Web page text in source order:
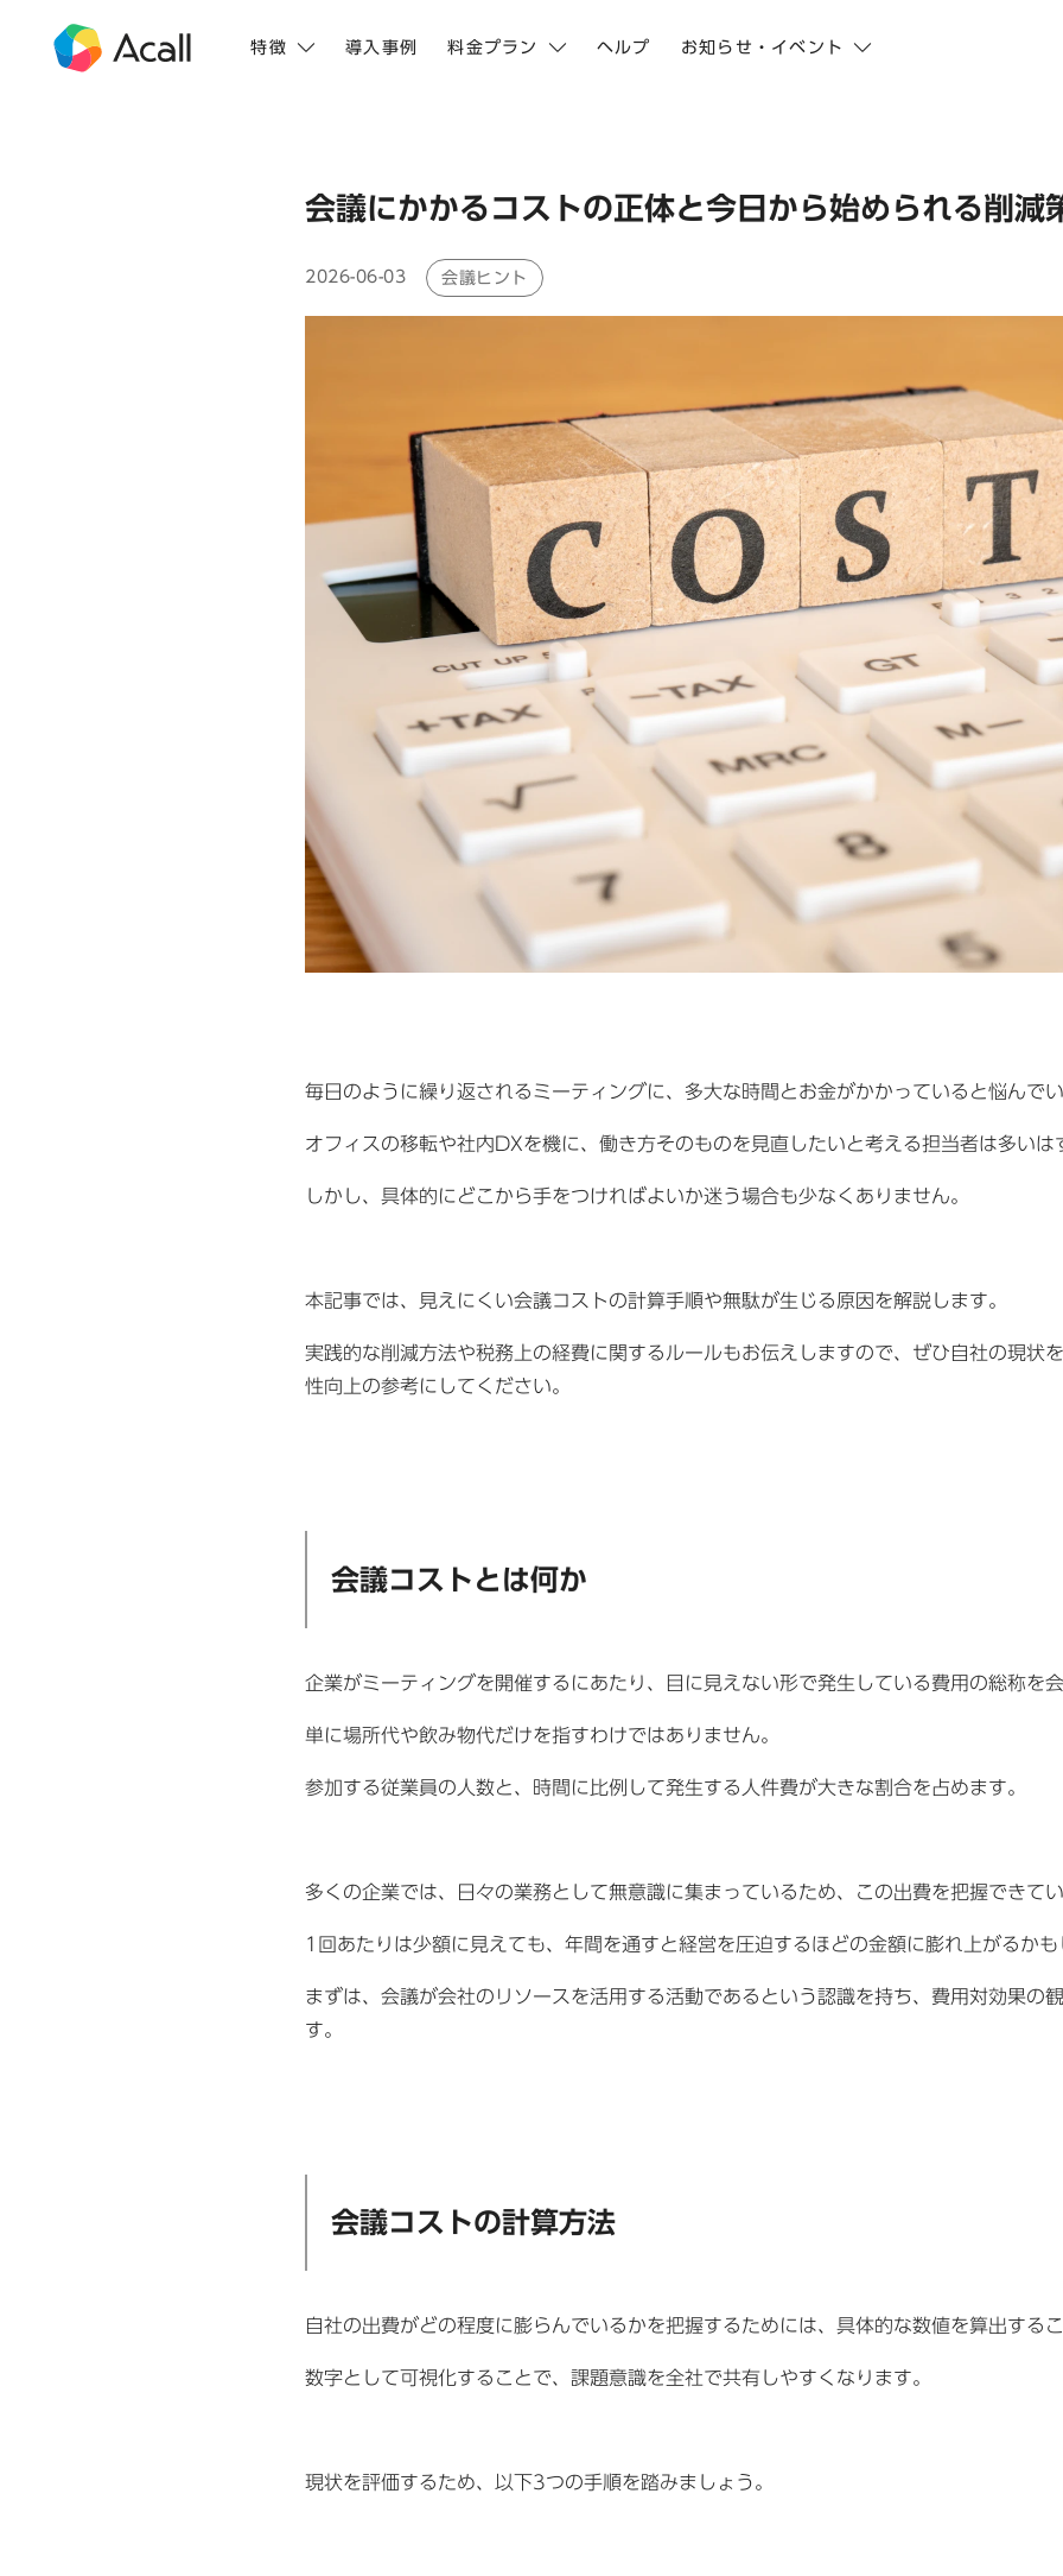
特徴 導入事例 料金プラン ヘルプ お知らせ・イベント
会議にかかるコストの正体と今日から始められる削減
2026-06-03 会議ヒント
毎日のように繰り返されるミーティングに、多大な時間とお金がかかっていると悩んで
オフィスの移転や社内DXを機に、働き方そのものを見直したいと考える担当者は多いは
しかし、具体的にどこから手をつければよいか迷う場合も少なくありません。
本記事では、見えにくい会議コストの計算手順や無駄が生じる原因を解説します。
実践的な削減方法や税務上の経費に関するルールもお伝えしますので、ぜひ自社の現状
性向上の参考にしてください。
会議コストとは何か
企業がミーティングを開催するにあたり、目に見えない形で発生している費用の総称を
単に場所代や飲み物代だけを指すわけではありません。
参加する従業員の人数と、時間に比例して発生する人件費が大きな割合を占めます。
多くの企業では、日々の業務として無意識に集まっているため、この出費を把握できて
1回あたりは少額に見えても、年間を通すと経営を圧迫するほどの金額に膨れ上がるかも
まずは、会議が会社のリソースを活用する活動であるという認識を持ち、費用対効果の
す。
会議コストの計算方法
自社の出費がどの程度に膨らんでいるかを把握するためには、具体的な数値を算出する
数字として可視化することで、課題意識を全社で共有しやすくなります。
現状を評価するため、以下3つの手順を踏みましょう。